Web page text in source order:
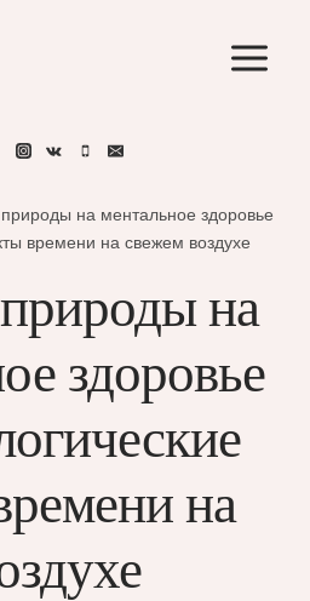
на ментальное здоровье
времени на свежем воздухе
на
здоровье
на